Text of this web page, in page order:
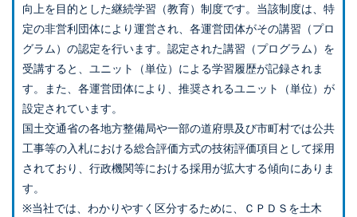
向上を目的とした継続学習（教育）制度です。当該制度は、特
定の非営利団体により運営され、各運営団体がその講習（プロ
グラム）の認定を行います。認定された講習（プログラム）を
受講すると、ユニット（単位）による学習履歴が記録されま
す。また、各運営団体により、推奨されるユニット（単位）が
設定されています。
国土交通省の各地方整備局や一部の道府県及び市町村では公共
工事等の入札における総合評価方式の技術評価項目として採用
されており、行政機関等における採用が拡大する傾向にありま
す。
※当社では、わかりやすく区分するために、ＣＰＤＳを土木